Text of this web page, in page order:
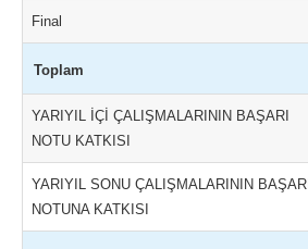
Final
Toplam
YARIYIL İÇİ ÇALIŞMALARININ BAŞARI
NOTU KATKISI
YARIYIL SONU ÇALIŞMALARININ BAŞARI
NOTUNA KATKISI